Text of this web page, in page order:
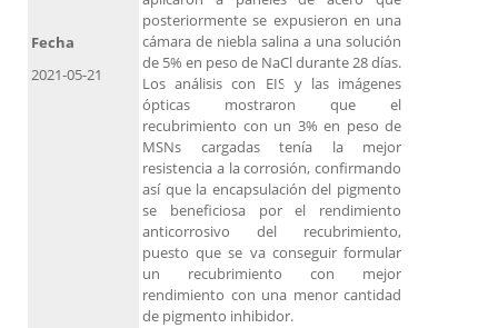
posteriormente se expusieron en una
cámara de niebla salina a una solución
de 5% en peso de NaCl durante 28 días.
Los análisis con EIS y las imágenes
ópticas mostraron que el
recubrimiento con un 3% en peso de
MSNs cargadas tenía la mejor
resistencia a la corrosión, confirmando
así que la encapsulación del pigmento
se beneficiosa por el rendimiento
anticorrosivo del recubrimiento,
puesto que se va conseguir formular
un recubrimiento con mejor
rendimiento con una menor cantidad
de pigmento inhibidor.
Fecha
2021-05-21